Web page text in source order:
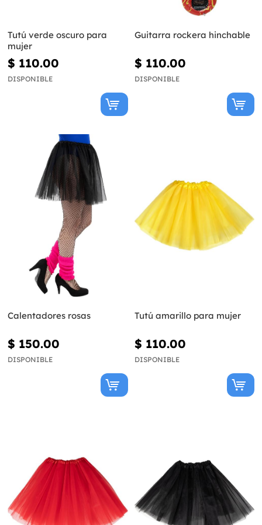
Tutú verde oscuro para
mujer
$ 110.00
DISPONIBLE
Guitarra rockera hinchable
$ 110.00
DISPONIBLE
Calentadores rosas
$ 150.00
DISPONIBLE
Tutú amarillo para mujer
$ 110.00
DISPONIBLE